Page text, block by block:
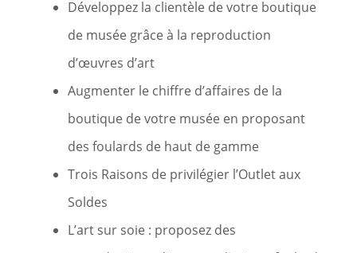
Développez la clientèle de votre boutique
de musée grâce à la reproduction
d’œuvres d’art
Augmenter le chiffre d’affaires de la
boutique de votre musée en proposant
des foulards de haut de gamme
Trois Raisons de privilégier l’Outlet aux
Soldes
L’art sur soie : proposez des